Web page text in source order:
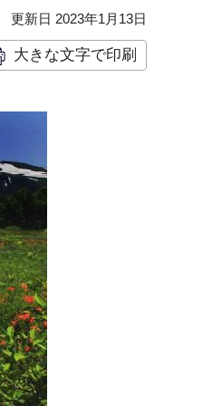
更新日 2023年1月13日
大きな文字で印刷